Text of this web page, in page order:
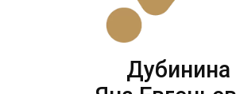
Дубинина